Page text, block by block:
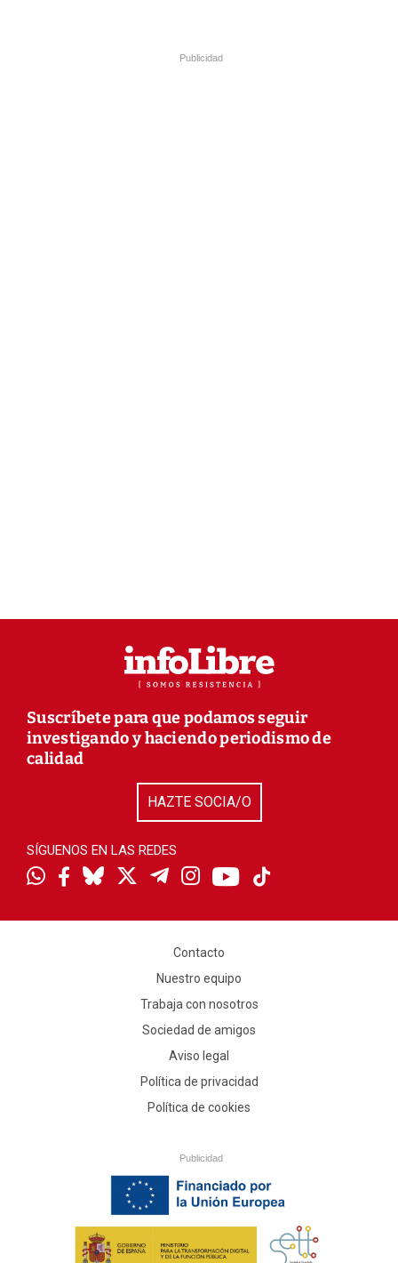
Publicidad
Suscríbete para que podamos seguir
investigando y haciendo periodismo de
calidad
HAZTE SOCIA/O
SÍGUENOS EN LAS REDES
Contacto
Nuestro equipo
Trabaja con nosotros
Sociedad de amigos
Aviso legal
Política de privacidad
Política de cookies
Publicidad